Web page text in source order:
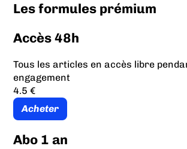
Les formules prémium
Accès 48h
Tous les articles en accès libre
engagement
4.5 €
Acheter
Abo 1 an